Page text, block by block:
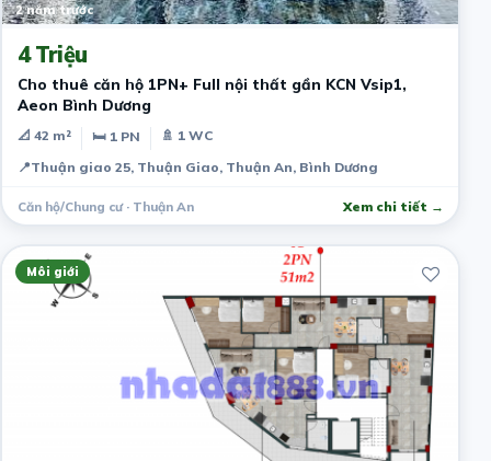
2 năm trước
4 Triệu
Cho thuê căn hộ 1PN+ Full nội thất gần KCN Vsip1,
Aeon Bình Dương
📐 42 m² 🛏 1 PN
🚿 1 WC
📍Thuận giao 25, Thuận Giao, Thuận An, Bình Dương
Căn hộ/Chung cư · Thuận An Xem chi tiết →
Môi giới